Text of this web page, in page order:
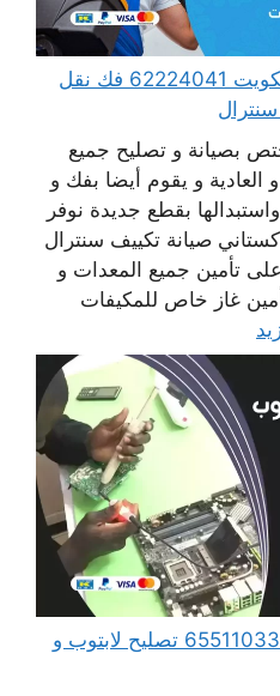
فني تكييف مركزي هندي الكويت 62224041 فك نقل
بصيانة و تصليح جميع
العادية و يقوم أيضا بفك و
بقطع جديدة نوفر
صيانة تكييف سنترال
على تأمين جميع المعدات و
غاز خاص للمكيفات
مهندس كمبيوتر النويصيب 65511033 تصليح لابتوب و